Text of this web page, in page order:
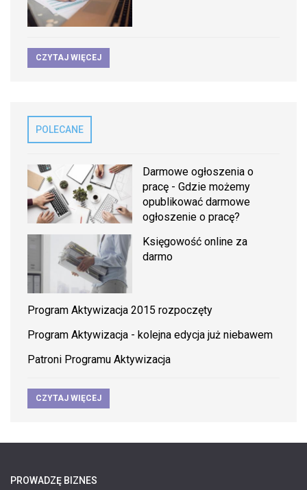
CZYTAJ WIĘCEJ
POLECANE
Darmowe ogłoszenia o
pracę - Gdzie możemy
opublikować darmowe
ogłoszenie o pracę?
Księgowość online za
darmo
Program Aktywizacja 2015 rozpoczęty
Program Aktywizacja - kolejna edycja już niebawem
Patroni Programu Aktywizacja
CZYTAJ WIĘCEJ
PROWADZĘ BIZNES